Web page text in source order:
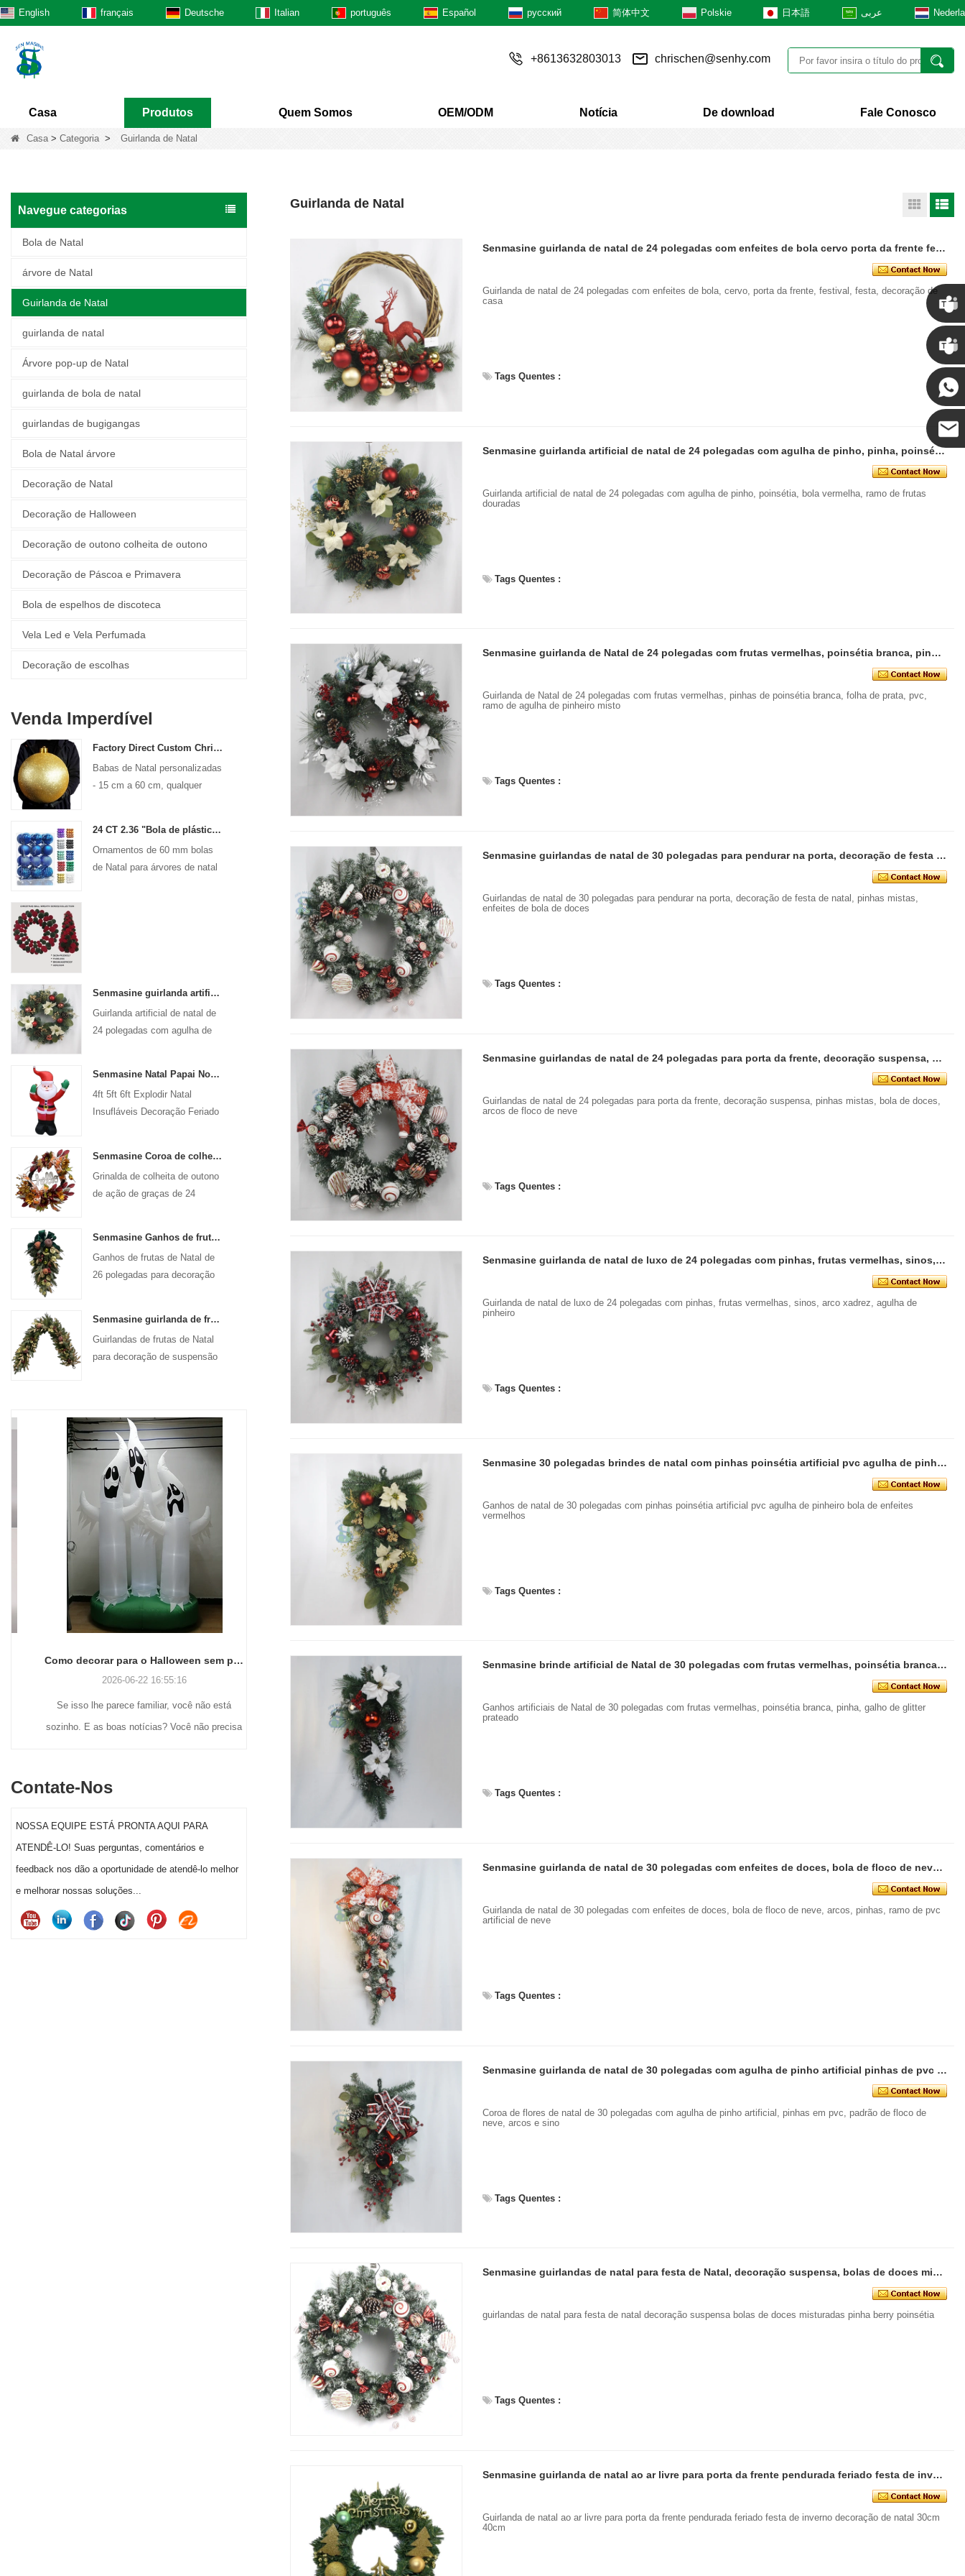
English français Deutsche Italian português Español русский 简体中文 Polskie 日本語 عربى
+8613632803013 chrischen@senhy.com
Casa Produtos Quem Somos OEM/ODM Notícia De download Fale Conosco
Casa> Categoria> Guirlanda de Natal
Navegue categorias
Bola de Natal
árvore de Natal
Guirlanda de Natal
guirlanda de natal
Árvore pop-up de Natal
guirlanda de bola de natal
guirlandas de bugigangas
Bola de Natal árvore
Decoração de Natal
Decoração de Halloween
Decoração de outono colheita de outono
Decoração de Páscoa e Primavera
Bola de espelhos de discoteca
Vela Led e Vela Perfumada
Decoração de escolhas
Venda Imperdível
Factory Direct Custom Christmas Ball Big Ornaments Grandes Bautos 15 cm - 60 cm de logotipo de Xmas
Babas de Natal personalizadas
- 15 cm a 60 cm, qualquer
24 CT 2.36 "Bola de plástico de Natal para decoração de ornamento pendurado Bolas de férias de Bolas de Bolas de Bolas Decorativas
Ornamentos de 60 mm bolas
de Natal para árvores de natal
Senmasine guirlanda artificial de natal de 24 polegadas com agulha de pinho, pinha, poinsétia, bola vermelha, ramo de frutas douradas
Guirlanda artificial de natal de
24 polegadas com agulha de
Senmasine Natal Papai Noel Inflável Explodir Xmas Decoração Inflável Feriado Inverno Interior Ao Ar Livre
4ft 5ft 6ft Explodir Natal
Insufláveis ​​Decoração Feriado
Senmasine Coroa de colheita de outono de ação de graças de 24 polegadas com sinal de Olá colheita de outono folhas girassol padrão de abóbora arco
Grinalda de colheita de outono
de ação de graças de 24
Senmasine Ganhos de frutas de Natal de 26 polegadas com fita curva folhas artificiais de ramo de Pvc
Ganhos de frutas de Natal de
26 polegadas para decoração
Senmasine guirlanda de frutas artificiais de Natal de 72 '' para decoração suspensa de lareira de escadas
Guirlandas de frutas de Natal
para decoração de suspensão
Como decorar para o Halloween sem perder a cabeça (ou o fim de semana)
2026-06-22 16:55:16
Se isso lhe parece familiar, você não está
sozinho. E as boas notícias? Você não precisa
Halloween do seu jardim realmente se destaque
2026-06-18 17:18:38
Muitos compradores de férias estão voltando
às nostálgicas decorações de Natal, enquanto
ainda procuram soluções práticas de exibição
ao ar livre. Desde papais noéis vintage
soprados até figuras flocadas de toque suave e
displays infláveis ​​gigantes, cada estilo atende
a decoração certa do Papai Noel pode impactar
significativamente as vendas de fim de ano e a
satisfação do consumidor.
Como decorar abóboras artificiais para o Halloween: um guia completo para estilos falsos, de espuma e de cerâmica Árvores de Natal de torre comercial gigante personalizadas para o seu local
2026-05-06 15:28:43
Contate-Nos
NOSSA EQUIPE ESTÁ PRONTA AQUI PARA
ATENDÊ-LO! Suas perguntas, comentários e
feedback nos dão a oportunidade de atendê-lo melhor
e melhorar nossas soluções...
Guirlanda de Natal
Senmasine guirlanda de natal de 24 polegadas com enfeites de bola cervo porta da frente festival festa decoração de casa
Guirlanda de natal de 24 polegadas com enfeites de bola, cervo, porta da frente, festival, festa, decoração de
casa
Tags Quentes :
Senmasine guirlanda artificial de natal de 24 polegadas com agulha de pinho, pinha, poinsétia, bola vermelha, ramo de frutas douradas
Guirlanda artificial de natal de 24 polegadas com agulha de pinho, poinsétia, bola vermelha, ramo de frutas
douradas
Tags Quentes :
Senmasine guirlanda de Natal de 24 polegadas com frutas vermelhas, poinsétia branca, pinhas, folha de tira, pvc, ramo de agulha de pinheiro misto
Guirlanda de Natal de 24 polegadas com frutas vermelhas, pinhas de poinsétia branca, folha de prata, pvc,
ramo de agulha de pinheiro misto
Tags Quentes :
Senmasine guirlandas de natal de 30 polegadas para pendurar na porta, decoração de festa de natal, pinhas mistas, enfeites de bola de doces
Guirlandas de natal de 30 polegadas para pendurar na porta, decoração de festa de natal, pinhas mistas,
enfeites de bola de doces
Tags Quentes :
Senmasine guirlandas de natal de 24 polegadas para porta da frente, decoração suspensa, pinhas mistas, bola de doces, arcos de floco de neve
Guirlandas de natal de 24 polegadas para porta da frente, decoração suspensa, pinhas mistas, bola de doces,
arcos de floco de neve
Tags Quentes :
Senmasine guirlanda de natal de luxo de 24 polegadas com pinhas, frutas vermelhas, sinos, arco xadrez, agulha de pinheiro
Guirlanda de natal de luxo de 24 polegadas com pinhas, frutas vermelhas, sinos, arco xadrez, agulha de
pinheiro
Tags Quentes :
Senmasine 30 polegadas brindes de natal com pinhas poinsétia artificial pvc agulha de pinheiro bola de enfeites vermelhos
Ganhos de natal de 30 polegadas com pinhas poinsétia artificial pvc agulha de pinheiro bola de enfeites
vermelhos
Tags Quentes :
Senmasine brinde artificial de Natal de 30 polegadas com frutas vermelhas, poinsétia branca, pinha, tira de glitter, ramo
Ganhos artificiais de Natal de 30 polegadas com frutas vermelhas, poinsétia branca, pinha, galho de glitter
prateado
Tags Quentes :
Senmasine guirlanda de natal de 30 polegadas com enfeites de doces, bola de floco de neve, arcos, pinhas, ramo de pvc artificial de neve
Guirlanda de natal de 30 polegadas com enfeites de doces, bola de floco de neve, arcos, pinhas, ramo de pvc
artificial de neve
Tags Quentes :
Senmasine guirlanda de natal de 30 polegadas com agulha de pinho artificial pinhas de pvc padrão de floco de neve arcos sino
Coroa de flores de natal de 30 polegadas com agulha de pinho artificial, pinhas em pvc, padrão de floco de
neve, arcos e sino
Tags Quentes :
Senmasine guirlandas de natal para festa de Natal, decoração suspensa, bolas de doces misturadas, pinha, Berry, poinsétia
guirlandas de natal para festa de natal decoração suspensa bolas de doces misturadas pinha berry poinsétia
Tags Quentes :
Senmasine guirlanda de natal ao ar livre para porta da frente pendurada feriado festa de inverno decoração de natal 30cm 40cm
Guirlanda de natal ao ar livre para porta da frente pendurada feriado festa de inverno decoração de natal 30cm
40cm
Chris
Kenny